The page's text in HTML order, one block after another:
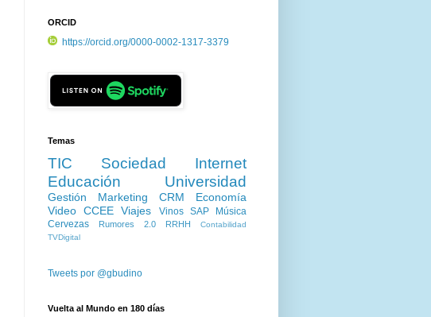
ORCID
https://orcid.org/0000-0002-1317-3379
Temas
TIC Sociedad
Internet
Educación
Universidad
Gestión Marketing CRM
Economía
Video CCEE Viajes Vinos SAP
Música
Cervezas
Rumores 2.0 RRHH
Contabilidad
TVDigital
Tweets por @gbudino
Vuelta al Mundo en 180 días